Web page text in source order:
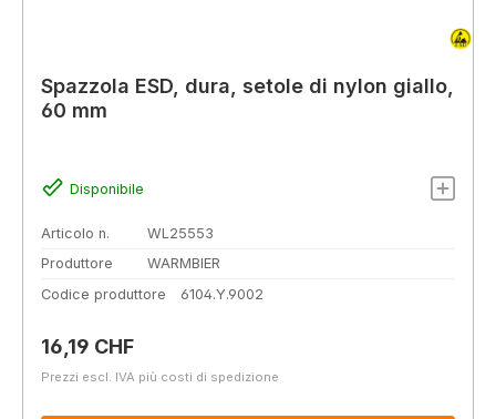
Spazzola ESD, dura, setole di nylon giallo,
60 mm
Disponibile
Articolo n.
WL25553
Produttore
WARMBIER
Codice produttore
6104.Y.9002
Prezzo normale:
16,19 CHF
Prezzi escl. IVA più costi di spedizione